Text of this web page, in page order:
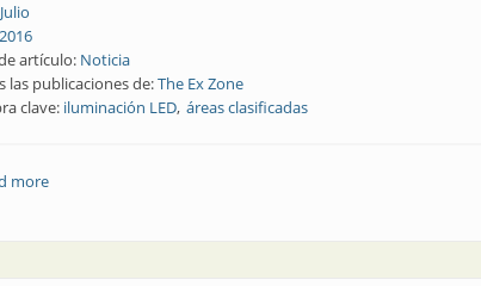
Julio
2016
artículo: Noticia
las publicaciones de:The Ex Zone
clave: iluminación LED áreas clasificadas
moreabout Noticia | Iluminación led para áreas clasificadas